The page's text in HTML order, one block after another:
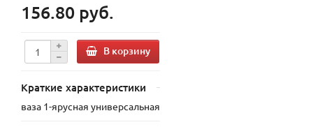
156.80 руб.
В корзину
Краткие характеристики
ваза 1-ярусная универсальная